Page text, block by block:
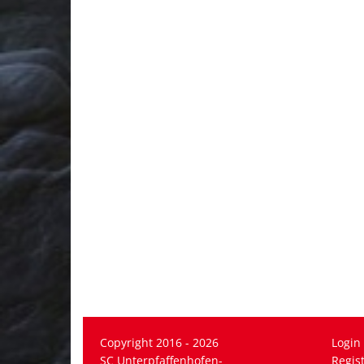
Copyright 2016 - 2026
SC Unterpfaffenhofen-
Login